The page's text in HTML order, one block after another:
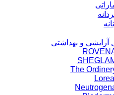
آرایشی و بهداشتی
The
Loreal